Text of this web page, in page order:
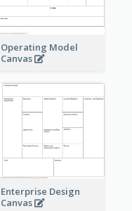
Operating Model
Canvas
Enterprise Design
Canvas